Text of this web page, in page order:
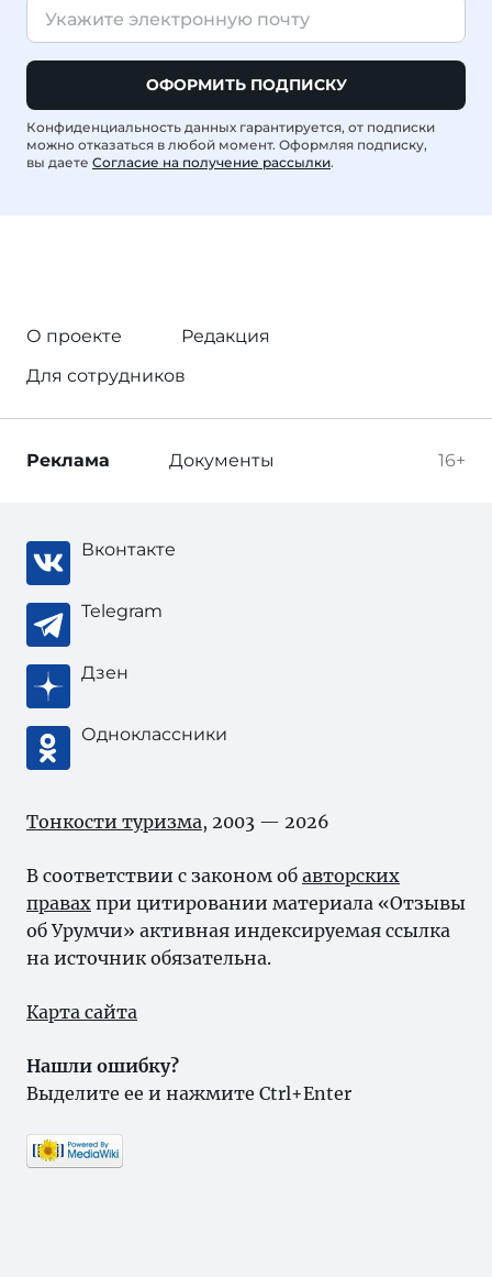
ОФОРМИТЬ ПОДПИСКУ
Конфиденциальность данных гарантируется, от подписки
можно отказаться в любой момент. Оформляя подписку,
вы даете Согласие на получение рассылки.
О проекте
Редакция
Для сотрудников
16+
Реклама Документы
Вконтакте
Telegram
Дзен
Одноклассники
Тонкости туризма, 2003 — 2026
В соответствии с законом об авторских
правах при цитировании материала «Отзывы
об Урумчи» активная индексируемая ссылка
на источник обязательна.
Карта сайта
Нашли ошибку?
Выделите ее и нажмите Ctrl+Enter